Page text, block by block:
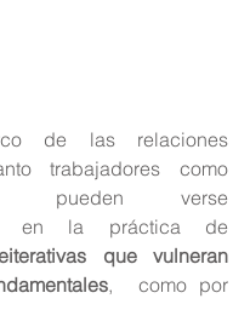
de las relaciones
trabajadores como
pueden verse
que vulneran
,  como por